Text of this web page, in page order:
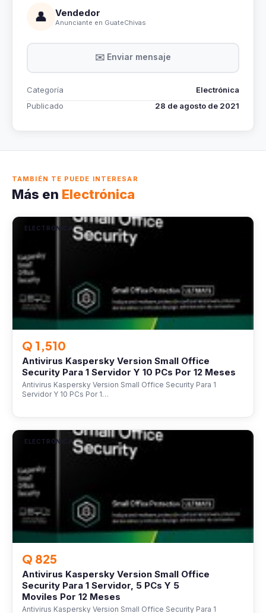
👤 Vendedor
Anunciante en GuateChivas
✉️ Enviar mensaje
Categoría
Electrónica
Publicado
28 de agosto de 2021
TAMBIÉN TE PUEDE INTERESAR
Más en Electrónica
ELECTRÓNICA
Q 1,510
Antivirus Kaspersky Version Small Office
Security Para 1 Servidor Y 10 PCs Por 12 Meses
Antivirus Kaspersky Version Small Office Security Para 1
Servidor Y 10 PCs Por 1…
ELECTRÓNICA
Q 825
Antivirus Kaspersky Version Small Office
Security Para 1 Servidor, 5 PCs Y 5
Moviles Por 12 Meses
Antivirus Kaspersky Version Small Office Security Para 1